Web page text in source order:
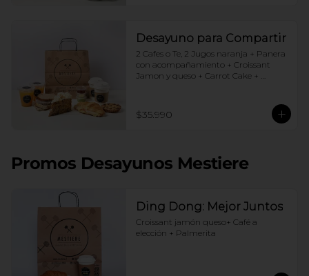
Desayuno para Compartir
2 Cafes o Te, 2 Jugos naranja + Panera
con acompañamiento + Croissant
Jamon y queso + Carrot Cake +
$35.990
Promos Desayunos Mestiere
Ding Dong: Mejor Juntos
Croissant jamón queso+ Café a
elección + Palmerita